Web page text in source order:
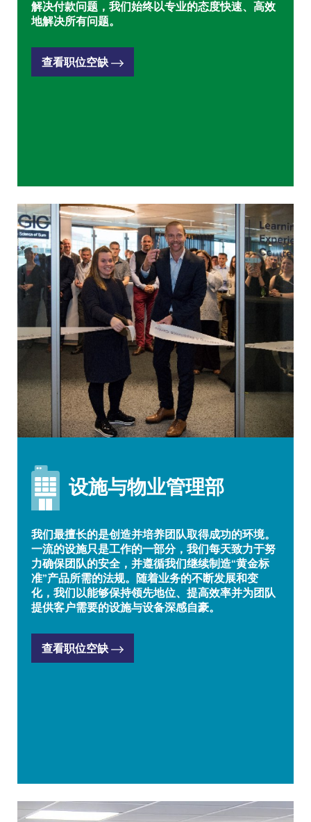
解决付款问题，我们始终以专业的态度快速、高效
地解决所有问题。
查看职位空缺
设施与物业管理部
我们最擅长的是创造并培养团队取得成功的环境。
一流的设施只是工作的一部分，我们每天致力于努
力确保团队的安全，并遵循我们继续制造“黄金标
准”产品所需的法规。随着业务的不断发展和变
化，我们以能够保持领先地位、提高效率并为团队
提供客户需要的设施与设备深感自豪。
查看职位空缺